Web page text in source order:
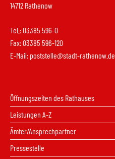
14712 Rathenow
Tel.: 03385 596-0
Fax: 03385 596-120
E-Mail: poststelle@stadt-rathenow.de
Öffnungszeiten des Rathauses
Leistungen A-Z
Ämter/Ansprechpartner
Pressestelle